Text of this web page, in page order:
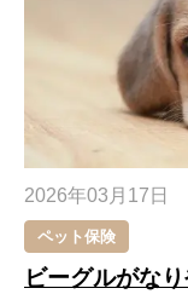
2026年03月17日
ペット保険
ビーグルがな